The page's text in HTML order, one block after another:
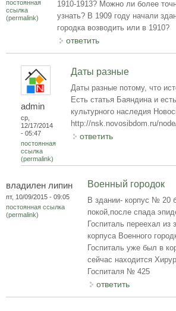
постоянная
ссылка
(permalink)
1910-1913? Можно ли более
узнать? В 1909 году начали
городка возводить или в 1910?
ответить
admin
ср,
12/17/2014
- 05:47
постоянная
ссылка
(permalink)
Даты разные
Даты разные потому, что
Есть статья Баяндина и
культурного наследия
http://nsk.novosibdom.ru/
ответить
владилен липин
пт, 10/09/2015 - 09:05
постоянная ссылка
(permalink)
Военный городок
В здании- корпус № 20
покой,после спада
Госпиталь переехал из
корпуса Военного
Госпиталь уже был в
сейчас находится
Госпиталя № 425
ответить